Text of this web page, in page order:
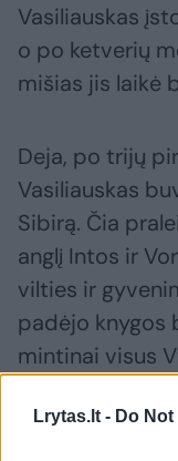
Lrytas.lt - Do
Vasiliauskas
o po ketverių
mišias jis laikė
Deja, po trijų
Vasiliauskas
Sibirą. Čia
anglį Intos ir
vilties ir
padėjo knygos
mintinai visus
Brazdžionio,
eilėraščių,